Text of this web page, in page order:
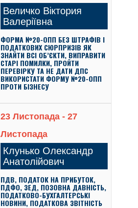
Величко Віктория
Валеріївна
ФОРМА №20-ОПП БЕЗ ШТРАФІВ І
ПОДАТКОВИХ СЮРПРИЗІВ ЯК
ЗНАЙТИ ВСІ ОБ’ЄКТИ, ВИПРАВИТИ
СТАРІ ПОМИЛКИ, ПРОЙТИ
ПЕРЕВІРКУ ТА НЕ ДАТИ ДПС
ВИКОРИСТАТИ ФОРМУ №20-ОПП
ПРОТИ БІЗНЕСУ
23 Листопада - 27
Листопада
Клунько Олександр
Анатолійович
ПДВ, ПОДАТОК НА ПРИБУТОК,
ПДФО, ЗЕД, ПОЗОВНА ДАВНІСТЬ,
ПОДАТКОВО-БУХГАЛТЕРСЬКІ
НОВИНИ, ПОДАТКОВА ЗВІТНІСТЬ